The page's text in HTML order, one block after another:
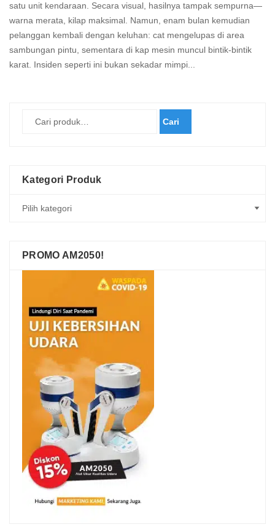
satu unit kendaraan. Secara visual, hasilnya tampak sempurna—
warna merata, kilap maksimal. Namun, enam bulan kemudian
pelanggan kembali dengan keluhan: cat mengelupas di area
sambungan pintu, sementara di kap mesin muncul bintik-bintik
karat. Insiden seperti ini bukan sekadar mimpi...
Cari
Kategori Produk
PROMO AM2050!